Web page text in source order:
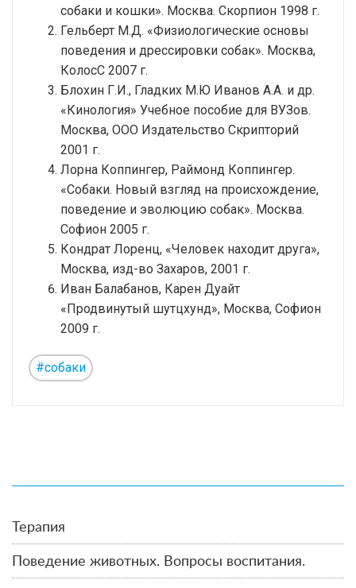
собаки и кошки». Москва. Скорпион 1998 г.
Гельберт М.Д. «Физиологические основы
поведения и дрессировки собак». Москва,
КолосС 2007 г.
Блохин Г.И., Гладких М.Ю Иванов А.А. и др.
«Кинология» Учебное пособие для ВУЗов.
Москва, ООО Издательство Скрипторий
2001 г.
Лорна Коппингер, Раймонд Коппингер.
«Собаки. Новый взгляд на происхождение,
поведение и эволюцию собак». Москва.
Софион 2005 г.
Кондрат Лоренц, «Человек находит друга»,
Москва, изд-во Захаров, 2001 г.
Иван Балабанов, Карен Дуайт
«Продвинутый шутцхунд», Москва, Софион
2009 г.
#собаки
Терапия
Поведение животных. Вопросы воспитания.